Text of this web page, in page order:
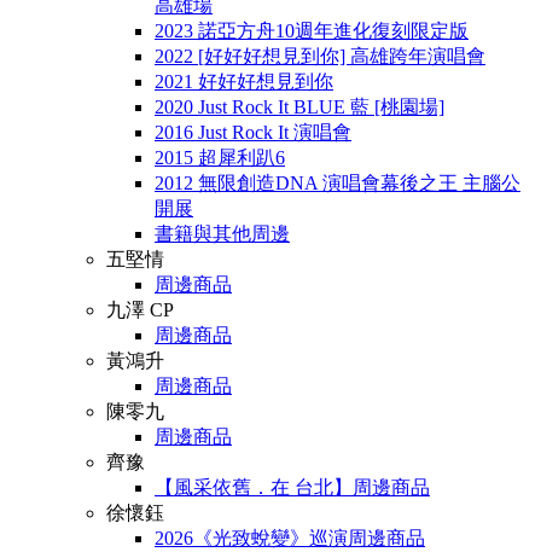
高雄場
2023 諾亞方舟10週年進化復刻限定版
2022 [好好好想見到你] 高雄跨年演唱會
2021 好好好想見到你
2020 Just Rock It BLUE 藍 [桃園場]
2016 Just Rock It 演唱會
2015 超犀利趴6
2012 無限創造DNA 演唱會幕後之王 主腦公
開展
書籍與其他周邊
五堅情
周邊商品
九澤 CP
周邊商品
黃鴻升
周邊商品
陳零九
周邊商品
齊豫
【風采依舊．在 台北】周邊商品
徐懷鈺
2026《光致蛻變》巡演周邊商品